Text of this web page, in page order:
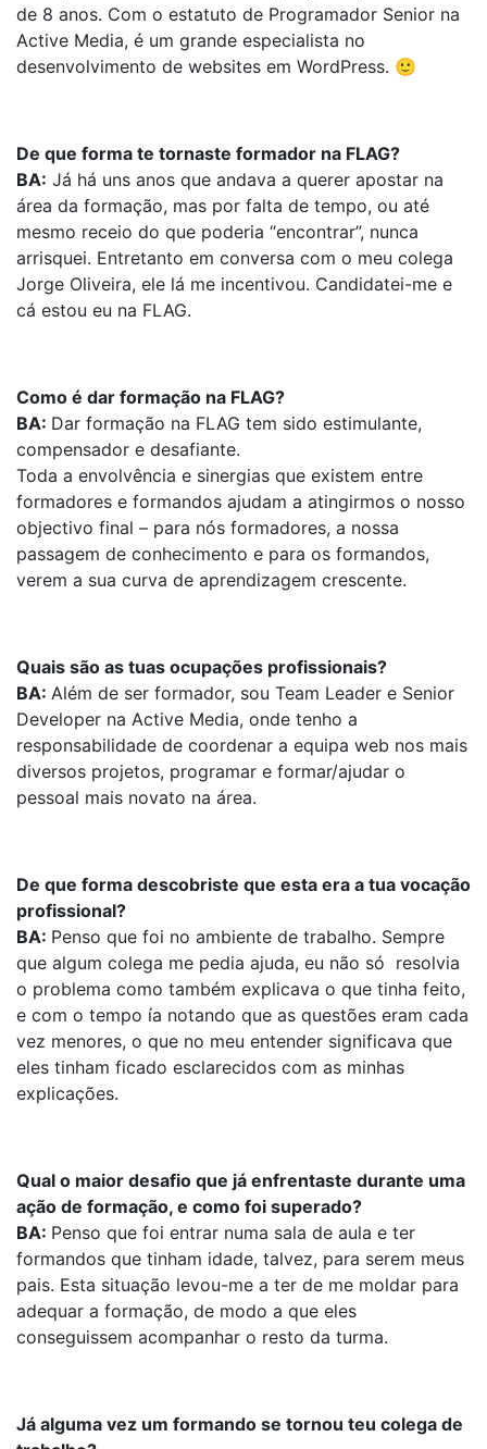
de 8 anos. Com o estatuto de Programador Senior na
Active Media, é um grande especialista no
desenvolvimento de websites em WordPress. 🙂
De que forma te tornaste formador na FLAG?
BA: Já há uns anos que andava a querer apostar na
área da formação, mas por falta de tempo, ou até
mesmo receio do que poderia “encontrar”, nunca
arrisquei. Entretanto em conversa com o meu colega
Jorge Oliveira, ele lá me incentivou. Candidatei-me e
cá estou eu na FLAG.
Como é dar formação na FLAG?
BA: Dar formação na FLAG tem sido estimulante,
compensador e desafiante.
Toda a envolvência e sinergias que existem entre
formadores e formandos ajudam a atingirmos o nosso
objectivo final – para nós formadores, a nossa
passagem de conhecimento e para os formandos,
verem a sua curva de aprendizagem crescente.
Quais são as tuas ocupações profissionais?
BA: Além de ser formador, sou Team Leader e Senior
Developer na Active Media, onde tenho a
responsabilidade de coordenar a equipa web nos mais
diversos projetos, programar e formar/ajudar o
pessoal mais novato na área.
De que forma descobriste que esta era a tua vocação
profissional?
BA: Penso que foi no ambiente de trabalho. Sempre
que algum colega me pedia ajuda, eu não só resolvia
o problema como também explicava o que tinha feito,
e com o tempo ía notando que as questões eram cada
vez menores, o que no meu entender significava que
eles tinham ficado esclarecidos com as minhas
explicações.
Qual o maior desafio que já enfrentaste durante uma
ação de formação, e como foi superado?
BA: Penso que foi entrar numa sala de aula e ter
formandos que tinham idade, talvez, para serem meus
pais. Esta situação levou-me a ter de me moldar para
adequar a formação, de modo a que eles
conseguissem acompanhar o resto da turma.
Já alguma vez um formando se tornou teu colega de